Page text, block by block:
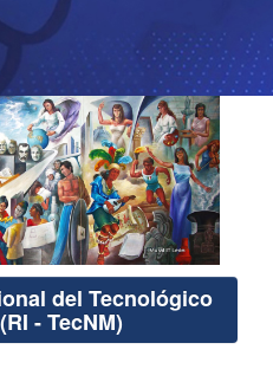
del Tecnológico
- TecNM)